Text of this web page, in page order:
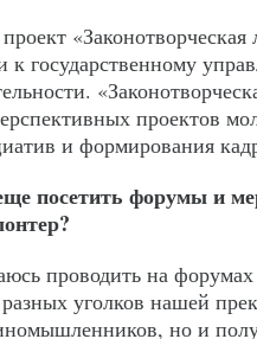
государственному
проектов
и формирования
посетить форумы и
проводить на форумах
уголков нашей
но и